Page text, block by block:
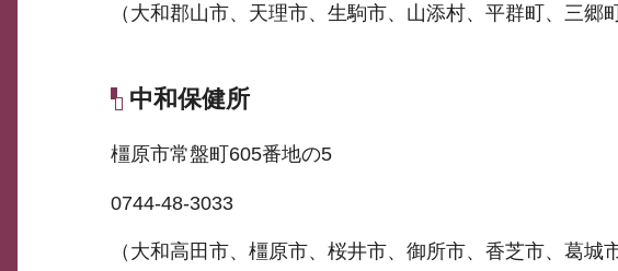
（大和郡山市、天理市、生駒市、山添村、平群町、三郷
中和保健所
橿原市常盤町605番地の5
0744-48-3033
（大和高田市、橿原市、桜井市、御所市、香芝市、葛